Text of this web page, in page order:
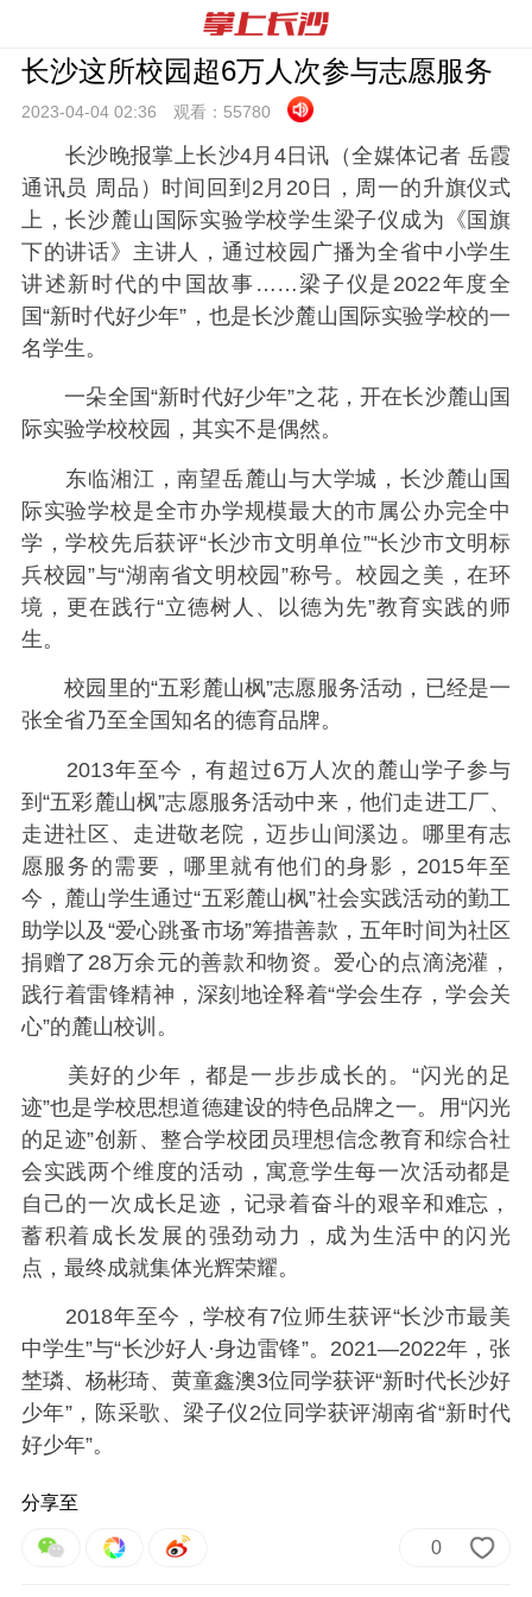
长沙这所校园超6万人次参与志愿服务
2023-04-04 02:36 观看： 55780
长沙晚报掌上长沙4月4日讯（全媒体记者 岳霞
通讯员 周品）时间回到2月20日，周一的升旗仪式
上，长沙麓山国际实验学校学生梁子仪成为《国旗
下的讲话》主讲人，通过校园广播为全省中小学生
讲述新时代的中国故事……梁子仪是2022年度全
国“新时代好少年”，也是长沙麓山国际实验学校的一
名学生。
一朵全国“新时代好少年”之花，开在长沙麓山国
际实验学校校园，其实不是偶然。
东临湘江，南望岳麓山与大学城，长沙麓山国
际实验学校是全市办学规模最大的市属公办完全中
学，学校先后获评“长沙市文明单位”“长沙市文明标
兵校园”与“湖南省文明校园”称号。校园之美，在环
境，更在践行“立德树人、以德为先”教育实践的师
生。
校园里的“五彩麓山枫”志愿服务活动，已经是一
张全省乃至全国知名的德育品牌。
2013年至今，有超过6万人次的麓山学子参与
到“五彩麓山枫”志愿服务活动中来，他们走进工厂、
走进社区、走进敬老院，迈步山间溪边。哪里有志
愿服务的需要，哪里就有他们的身影，2015年至
今，麓山学生通过“五彩麓山枫”社会实践活动的勤工
助学以及“爱心跳蚤市场”筹措善款，五年时间为社区
捐赠了28万余元的善款和物资。爱心的点滴浇灌，
践行着雷锋精神，深刻地诠释着“学会生存，学会关
心”的麓山校训。
美好的少年，都是一步步成长的。“闪光的足
迹”也是学校思想道德建设的特色品牌之一。用“闪光
的足迹”创新、整合学校团员理想信念教育和综合社
会实践两个维度的活动，寓意学生每一次活动都是
自己的一次成长足迹，记录着奋斗的艰辛和难忘，
蓄积着成长发展的强劲动力，成为生活中的闪光
点，最终成就集体光辉荣耀。
2018年至今，学校有7位师生获评“长沙市最美
中学生”与“长沙好人·身边雷锋”。2021—2022年，张
埜璘、杨彬琦、黄童鑫澳3位同学获评“新时代长沙好
少年”，陈采歌、梁子仪2位同学获评湖南省“新时代
好少年”。
分享至
0